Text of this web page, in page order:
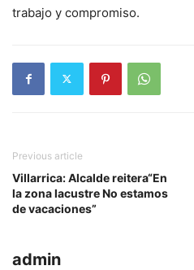
trabajo y compromiso.
Previous article
Villarrica: Alcalde reitera“En
la zona lacustre No estamos
de vacaciones”
admin